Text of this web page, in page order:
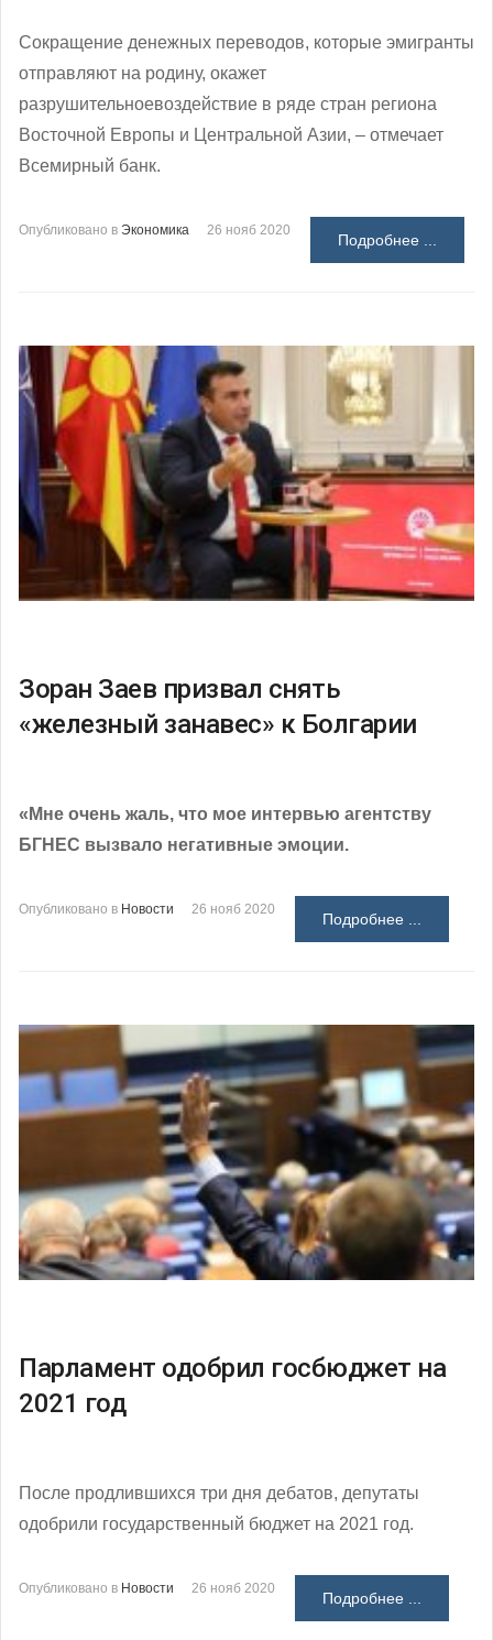
Сокращение денежных переводов, которые эмигранты
отправляют на родину, окажет
разрушительноевоздействие в ряде стран региона
Восточной Европы и Центральной Азии, – отмечает
Всемирный банк.
Опубликовано в Экономика 26 нояб 2020
Подробнее ...
Зоран Заев призвал снять
«железный занавес» к Болгарии
«Мне очень жаль, что мое интервью агентству
БГНЕС вызвало негативные эмоции.
Опубликовано в Новости 26 нояб 2020
Подробнее ...
Парламент одобрил госбюджет на
2021 год
После продлившихся три дня дебатов, депутаты
одобрили государственный бюджет на 2021 год.
Опубликовано в Новости 26 нояб 2020
Подробнее ...